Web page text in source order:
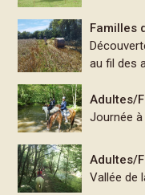
Familles
au fil des
Adultes/
Journée
Adultes/
Vallée de